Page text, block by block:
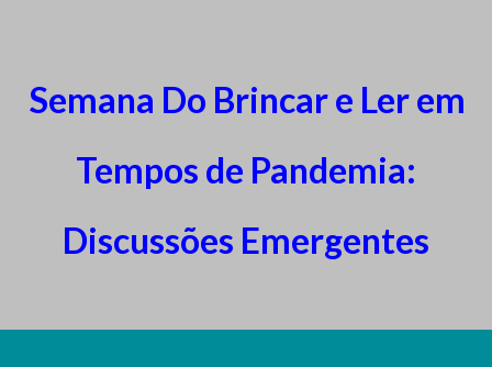
Semana Do Brincar e Ler em
Tempos de Pandemia:
Discussões Emergentes